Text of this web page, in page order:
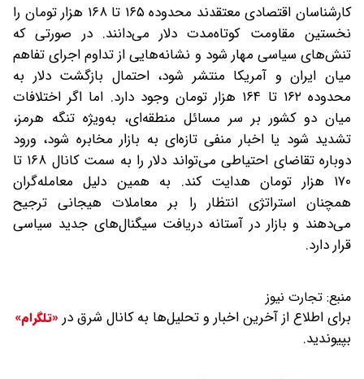
کارشناسان اقتصادی معتقدند محدوده ۱۶۵ تا ۱۶۸ هزار تومان را
نخستین مقاومت کوتاه‌مدت دلار می‌دانند. در صورتی که
تنش‌های سیاسی مهار شود و نشانه‌هایی از تداوم اجرای تفاهم
میان ایران و آمریکا منتشر شود، احتمال بازگشت دلار به
محدوده ۱۶۲ تا ۱۶۴ هزار تومان وجود دارد. اما اگر اختلافات
میان دو کشور بر سر مسائل منطقه‌ای، به‌ویژه تنگه هرمز،
تشدید شود یا اخبار منفی تازه‌ای به بازار مخابره شود، ورود
دوباره تقاضای احتیاطی می‌تواند دلار را به سمت کانال ۱۶۸ تا
۱۷۰ هزار تومان هدایت کند. به همین دلیل معامله‌گران
همچنان استراتژی انتظار را بر معاملات هیجانی ترجیح
می‌دهند و بازار در آستانه دریافت سیگنال‌های جدید سیاسی
قرار دارد.
منبع: تجارت نیوز
برای اطلاع از آخرین اخبار و تحلیل‌ها به کانال شرق در «تلگرام»
بپیوندید.